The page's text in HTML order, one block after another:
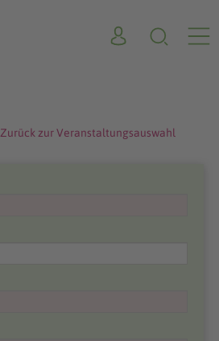
Zurück zur Veranstaltungsauswahl